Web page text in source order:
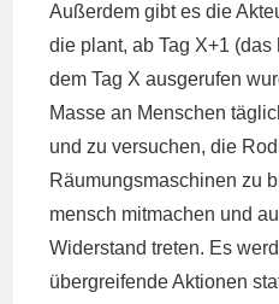
Außerdem gibt es die
die plant, ab Tag X+1
dem Tag X ausgerufen
Masse an Menschen
und zu versuchen, die
Räumungsmaschinen zu
mensch mitmachen und
Widerstand treten. Es
übergreifende Aktionen